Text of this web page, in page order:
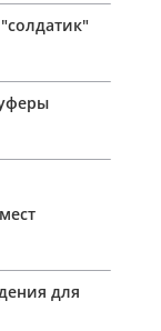
для